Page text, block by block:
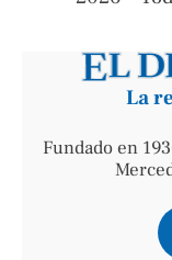
La
Fundado en